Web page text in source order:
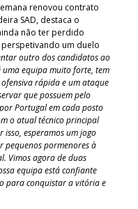
renovou contrato
SAD, destaca o
não ter perdido
um duelo
outro dos candidatos ao
uma equipa muito forte, tem
rápida e um ataque
que possuem pelo
Portugal em cada posto
o atual técnico principal
esperamos um jogo
pequenos pormenores à
Vimos agora de duas
equipa está confiante
para conquistar a vitória e